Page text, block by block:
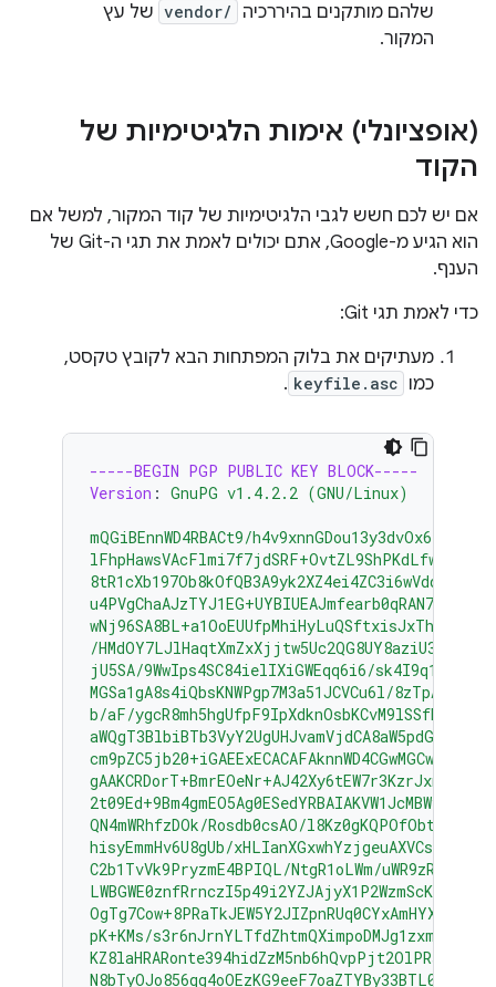
שלהם מותקנים בהיררכיה
vendor/ של עץ
המקור.
(אופציונלי) אימות הלגיטימיות של
הקוד
אם יש לכם חשש לגבי הלגיטימיות של קוד המקור, למשל אם
הוא הגיע מ-Google, אתם יכולים לאמת את תגי ה-Git של
הענף.
כדי לאמת תגי Git:
מעתיקים את בלוק המפתחות הבא לקובץ טקסט,
כמו keyfile.asc
.
-----BEGIN PGP PUBLIC KEY BLOCK-----
Version : GnuPG v1.4.2.2 (GNU/Linux)
mQGiBEnnWD4RBACt9/h4v9xnnGDou13y3dvOx6/
/
jU5SA/9WwIps4SC84ielIXiGWEqq6i6/
MGSa1gA8s4iQbsKNWPgp7M3a51JCVCu6l/
b/aF/
2t09Ed+9Bm4gmEO5Ag0ESedYRBAIAKVW1JcMBWvV/
QN4mWRhfzDOk/Rosdb0csAO/
hisyEmmHv6U8gUb/
C2b1TvVk9PryzmE4BPIQL/NtgR1oLWm/
pK+KMs/